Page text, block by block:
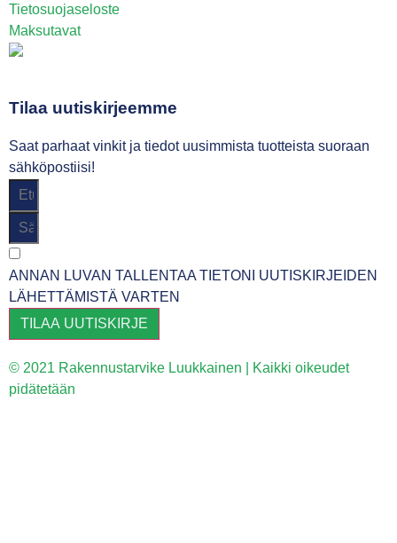
Tietosuojaseloste
Maksutavat
Tilaa uutiskirjeemme
Saat parhaat vinkit ja tiedot uusimmista tuotteista suoraan
sähköpostiisi!
ANNAN LUVAN TALLENTAA TIETONI UUTISKIRJEIDEN
LÄHETTÄMISTÄ VARTEN
TILAA UUTISKIRJE
© 2021 Rakennustarvike Luukkainen | Kaikki oikeudet
pidätetään